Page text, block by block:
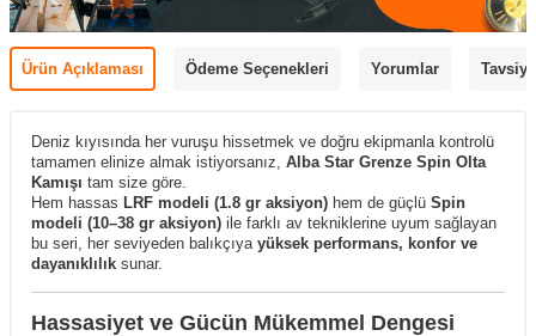
Ürün Açıklaması Ödeme Seçenekleri Yorumlar
Deniz kıyısında her vuruşu hissetmek ve doğru ekipmanla kontrolü
tamamen elinize almak istiyorsanız, Alba Star Grenze Spin Olta
Kamışı tam size göre.
Hem hassas LRF modeli (1.8 gr aksiyon) hem de güçlü Spin
modeli (10–38 gr aksiyon) ile farklı av tekniklerine uyum sağlayan
bu seri, her seviyeden balıkçıya yüksek performans, konfor ve
dayanıklılık sunar.
Hassasiyet ve Gücün Mükemmel Dengesi